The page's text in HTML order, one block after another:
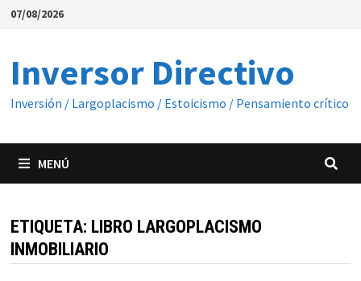
Saltar
07/08/2026
Inversor Directivo
Inversión / Largoplacismo / Estoicismo / Pensamiento crítico
MENÚ
ETIQUETA: LIBRO LARGOPLACISMO
INMOBILIARIO